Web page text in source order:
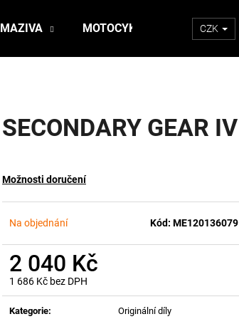
MAZIVA MOTOCYKLY CZK
SECONDARY GEAR IV
Možnosti doručení
Na objednání Kód: ME120136079
2 040 Kč
1 686 Kč bez DPH
Měrná
cena:
Kategorie:
Originální díly
HLEDAT